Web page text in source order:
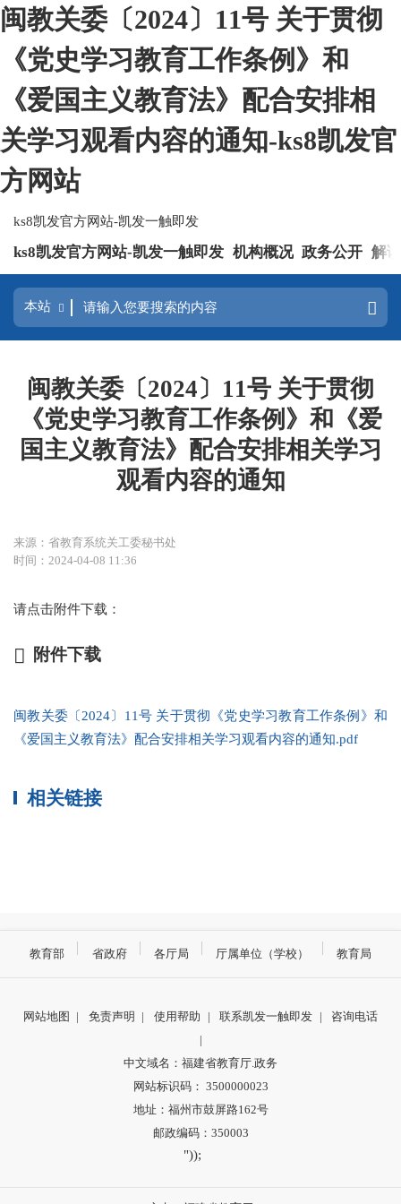
闽教关委〔2024〕11号 关于贯彻
《党史学习教育工作条例》和
《爱国主义教育法》配合安排相
关学习观看内容的通知-ks8凯发官
方网站
ks8凯发官方网站-凯发一触即发
ks8凯发官方网站-凯发一触即发 机构概况 政务公开 解
闽教关委〔2024〕11号 关于贯彻
《党史学习教育工作条例》和《爱
国主义教育法》配合安排相关学习
观看内容的通知
来源：省教育系统关工委秘书处
时间：2024-04-08 11:36
请点击附件下载：
附件下载
闽教关委〔2024〕11号 关于贯彻《党史学习教育工作条例》和
《爱国主义教育法》配合安排相关学习观看内容的通知.pdf
相关链接
教育部 省政府 各厅局 厅属单位（学校） 教育局
网站地图 | 免责声明 | 使用帮助 | 联系凯发一触即发 |
咨询电话
|
中文域名：福建省教育厅.政务
网站标识码： 3500000023
地址：福州市鼓屏路162号
邮政编码：350003
"));